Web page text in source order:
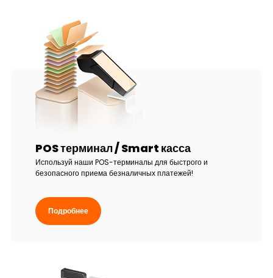
POS терминал / Smart касса
Используй наши POS-терминалы для быстрого и
безопасного приема безналичных платежей!
Подробнее